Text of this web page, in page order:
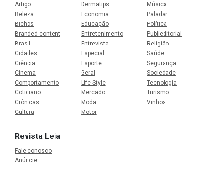
Artigo
Beleza
Bichos
Branded content
Brasil
Cidades
Ciência
Cinema
Comportamento
Cotidiano
Crônicas
Cultura
Dermatips
Economia
Educação
Entretenimento
Entrevista
Especial
Esporte
Geral
Life Style
Mercado
Moda
Motor
Música
Paladar
Política
Publieditorial
Religião
Saúde
Segurança
Sociedade
Tecnologia
Turismo
Vinhos
Revista Leia
Fale conosco
Anúncie